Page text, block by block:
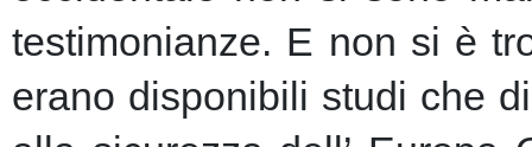
testimonianze. E non si è
erano disponibili studi che